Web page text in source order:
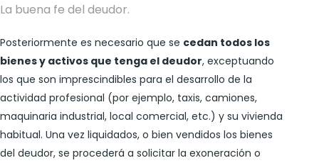
La buena fe del deudor.
Posteriormente es necesario que se cedan todos los
bienes y activos que tenga el deudor, exceptuando
los que son imprescindibles para el desarrollo de la
actividad profesional (por ejemplo, taxis, camiones,
maquinaria industrial, local comercial, etc.) y su vivienda
habitual. Una vez liquidados, o bien vendidos los bienes
del deudor, se procederá a solicitar la exoneración o